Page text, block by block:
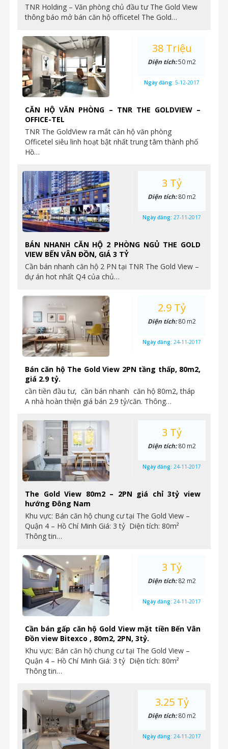
TNR Holding – Văn phòng chủ đầu tư The Gold View
thông báo mở bán căn hộ officetel The Gold…
CĂN HỘ VĂN PHÒNG – TNR THE GOLDVIEW –
OFFICE-TEL
TNR The GoldView ra mắt căn hộ văn phòng
Officetel siêu linh hoạt bật nhất trung tâm thành phố
Hồ…
38 Triệu
Diện tích:50 m2
Ngày đăng: 5-12-2017
BÁN NHANH CĂN HỘ 2 PHÒNG NGỦ THE GOLD
VIEW BẾN VÂN ĐỒN, GIÁ 3 TỶ
Cần bán nhanh căn hộ 2 PN tại TNR The Gold View –
dự án hot nhất Q4 của chủ…
3 Tỷ
Diện tích:80 m2
Ngày đăng: 27-11-2017
Bán căn hộ The Gold View 2PN tầng thấp, 80m2,
giá 2.9 tỷ.
cần tiền đầu tư, cần bán nhanh căn hộ 80m2, tháp
A nhà hoàn thiện giá bán 2.9 tỷ/căn. Thông…
2.9 Tỷ
Diện tích:80 m2
Ngày đăng: 24-11-2017
The Gold View 80m2 – 2PN giá chỉ 3tỷ view
hướng Đông Nam
Khu vực: Bán căn hộ chung cư tại The Gold View –
Quận 4 – Hồ Chí Minh Giá: 3 tỷ Diện tích: 80m²
Thông tin…
3 Tỷ
Diện tích:80 m2
Ngày đăng: 24-11-2017
Cần bán gấp căn hộ Gold View mặt tiền Bến Vân
Đồn view Bitexco , 80m2, 2PN, 3tỷ.
Khu vực: Bán căn hộ chung cư tại The Gold View –
Quận 4 – Hồ Chí Minh Giá: 3 tỷ Diện tích: 80m²
Thông tin…
3 Tỷ
Diện tích:82 m2
Ngày đăng: 24-11-2017
3.25 Tỷ
Diện tích:80 m2
Ngày đăng: 24-11-2017